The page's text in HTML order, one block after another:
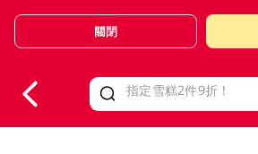
Valid Until 30 June 2026
關閉